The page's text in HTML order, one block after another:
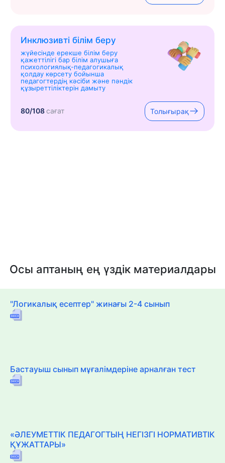
Инклюзивті білім беру
жүйесінде ерекше білім беру
қажеттілігі бар білім алушыға
психологиялық-педагогикалық
қолдау көрсету бойынша
педагогтердің кәсіби және пәндік
құзыреттіліктерін дамыту
80/108сағат Толығырақ
Осы аптаның ең үздік материалдары
"Логикалық есептер" жинағы 2-4 сынып
Бастауыш сынып мұғалімдеріне арналған тест
«ӘЛЕУМЕТТІК ПЕДАГОГТЫҢ НЕГІЗГІ НОРМАТИВТІК
ҚҰЖАТТАРЫ»